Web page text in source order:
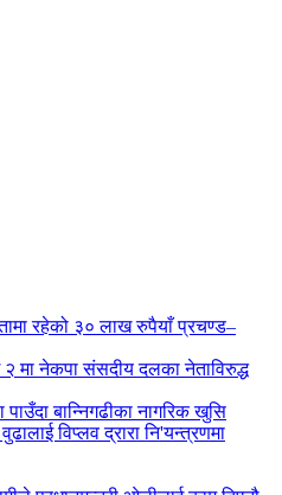
रहेको ३० लाख रुपैयाँ प्रचण्ड–
मा नेकपा संसदीय दलका नेताविरुद्ध
पाउँदा बान्निगढीका नागरिक खुसि
विप्लव द्रारा नि'यन्त्रणमा